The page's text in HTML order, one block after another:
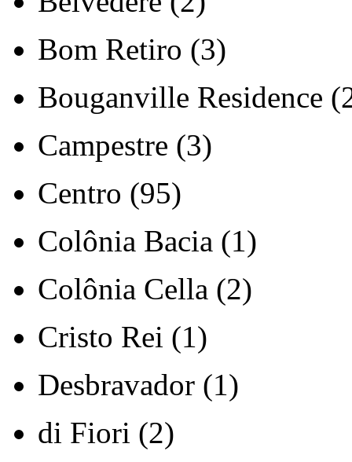
Bom Retiro (3)
Bouganville Residence
Campestre (3)
Centro (95)
Colônia Bacia (1)
Colônia Cella (2)
Cristo Rei (1)
Desbravador (1)
di Fiori (2)